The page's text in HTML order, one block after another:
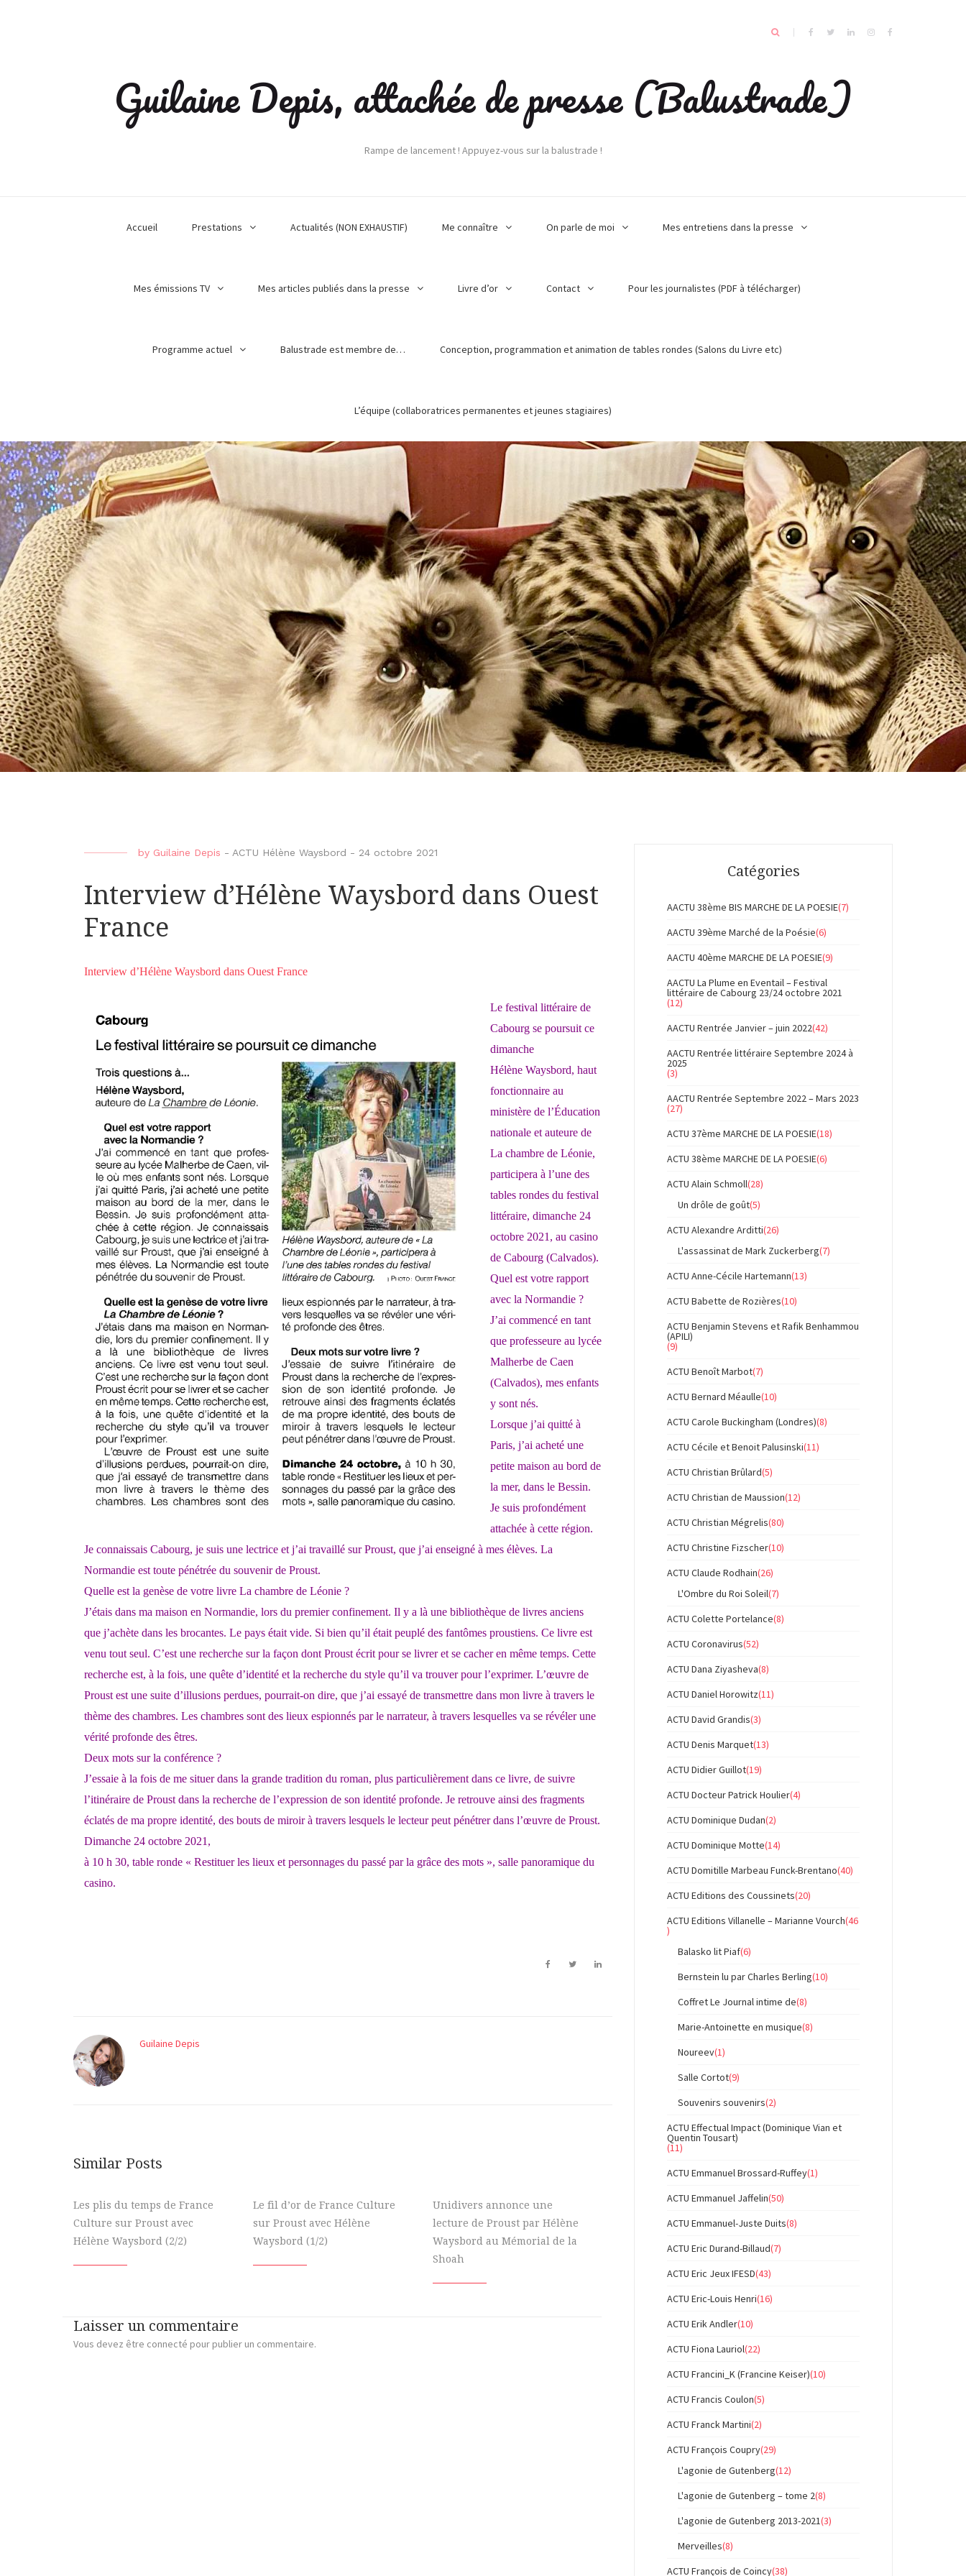
Guilaine Depis, attachée de presse (Balustrade)
Rampe de lancement ! Appuyez-vous sur la balustrade !
Accueil Prestations Actualités (NON EXHAUSTIF) Me connaître On parle de moi Mes entretiens dans la presse
Mes émissions TV Mes articles publiés dans la presse Livre d’or Contact Pour les journalistes (PDF à télécharger)
Programme actuel Balustrade est membre de… Conception, programmation et animation de tables rondes (Salons du Livre etc)
L’équipe (collaboratrices permanentes et jeunes stagiaires)
by Guilaine Depis - ACTU Hélène Waysbord - 24 octobre 2021
Interview d’Hélène Waysbord dans Ouest
France
Interview d’Hélène Waysbord dans Ouest France
Le festival littéraire de
Cabourg se poursuit ce
dimanche
Hélène Waysbord, haut
fonctionnaire au
ministère de l’Éducation
nationale et auteure de
La chambre de Léonie,
participera à l’une des
tables rondes du festival
littéraire, dimanche 24
octobre 2021, au casino
de Cabourg (Calvados).
Quel est votre rapport
avec la Normandie ?
J’ai commencé en tant
que professeure au lycée
Malherbe de Caen
(Calvados), mes enfants
y sont nés.
Lorsque j’ai quitté à
Paris, j’ai acheté une
petite maison au bord de
la mer, dans le Bessin.
Je suis profondément
attachée à cette région.
Je connaissais Cabourg, je suis une lectrice et j’ai travaillé sur Proust, que j’ai enseigné à mes élèves. La
Normandie est toute pénétrée du souvenir de Proust.
Quelle est la genèse de votre livre La chambre de Léonie ?
J’étais dans ma maison en Normandie, lors du premier confinement. Il y a là une bibliothèque de livres anciens
que j’achète dans les brocantes. Le pays était vide. Si bien qu’il était peuplé des fantômes proustiens. Ce livre est
venu tout seul. C’est une recherche sur la façon dont Proust écrit pour se livrer et se cacher en même temps. Cette
recherche est, à la fois, une quête d’identité et la recherche du style qu’il va trouver pour l’exprimer. L’œuvre de
Proust est une suite d’illusions perdues, pourrait-on dire, que j’ai essayé de transmettre dans mon livre à travers le
thème des chambres. Les chambres sont des lieux espionnés par le narrateur, à travers lesquelles va se révéler une
vérité profonde des êtres.
Deux mots sur la conférence ?
J’essaie à la fois de me situer dans la grande tradition du roman, plus particulièrement dans ce livre, de suivre
l’itinéraire de Proust dans la recherche de l’expression de son identité profonde. Je retrouve ainsi des fragments
éclatés de ma propre identité, des bouts de miroir à travers lesquels le lecteur peut pénétrer dans l’œuvre de Proust.
Dimanche 24 octobre 2021,
à 10 h 30, table ronde « Restituer les lieux et personnages du passé par la grâce des mots », salle panoramique du
casino.
Guilaine Depis
Similar Posts
Les plis du temps de France
Culture sur Proust avec
Hélène Waysbord (2/2)
Le fil d’or de France Culture
sur Proust avec Hélène
Waysbord (1/2)
Unidivers annonce une
lecture de Proust par Hélène
Waysbord au Mémorial de la
Shoah
Laisser un commentaire
Vous devez être connecté pour publier un commentaire.
Catégories
AACTU 38ème BIS MARCHE DE LA POESIE(7)
AACTU 39ème Marché de la Poésie(6)
AACTU 40ème MARCHE DE LA POESIE(9)
AACTU La Plume en Eventail – Festival
littéraire de Cabourg 23/24 octobre 2021
(12)
AACTU Rentrée Janvier – juin 2022(42)
AACTU Rentrée littéraire Septembre 2024 à
2025
(3)
AACTU Rentrée Septembre 2022 – Mars 2023
(27)
ACTU 37ème MARCHE DE LA POESIE(18)
ACTU 38ème MARCHE DE LA POESIE(6)
ACTU Alain Schmoll(28)
Un drôle de goût(5)
ACTU Alexandre Arditti(26)
L'assassinat de Mark Zuckerberg(7)
ACTU Anne-Cécile Hartemann(13)
ACTU Babette de Rozières(10)
ACTU Benjamin Stevens et Rafik Benhammou
(APILI)
(9)
ACTU Benoît Marbot(7)
ACTU Bernard Méaulle(10)
ACTU Carole Buckingham (Londres)(8)
ACTU Cécile et Benoit Palusinski(11)
ACTU Christian Brûlard(5)
ACTU Christian de Maussion(12)
ACTU Christian Mégrelis(80)
ACTU Christine Fizscher(10)
ACTU Claude Rodhain(26)
L'Ombre du Roi Soleil(7)
ACTU Colette Portelance(8)
ACTU Coronavirus(52)
ACTU Dana Ziyasheva(8)
ACTU Daniel Horowitz(11)
ACTU David Grandis(3)
ACTU Denis Marquet(13)
ACTU Didier Guillot(19)
ACTU Docteur Patrick Houlier(4)
ACTU Dominique Dudan(2)
ACTU Dominique Motte(14)
ACTU Domitille Marbeau Funck-Brentano(40)
ACTU Editions des Coussinets(20)
ACTU Editions Villanelle – Marianne Vourch(46
)
Balasko lit Piaf(6)
Bernstein lu par Charles Berling(10)
Coffret Le Journal intime de(8)
Marie-Antoinette en musique(8)
Noureev(1)
Salle Cortot(9)
Souvenirs souvenirs(2)
ACTU Effectual Impact (Dominique Vian et
Quentin Tousart)
(11)
ACTU Emmanuel Brossard-Ruffey(1)
ACTU Emmanuel Jaffelin(50)
ACTU Emmanuel-Juste Duits(8)
ACTU Eric Durand-Billaud(7)
ACTU Eric Jeux IFESD(43)
ACTU Eric-Louis Henri(16)
ACTU Erik Andler(10)
ACTU Fiona Lauriol(22)
ACTU Francini_K (Francine Keiser)(10)
ACTU Francis Coulon(5)
ACTU Franck Martini(2)
ACTU François Coupry(29)
L'agonie de Gutenberg(12)
L'agonie de Gutenberg – tome 2(8)
L'agonie de Gutenberg 2013-2021(3)
Merveilles(8)
ACTU François de Coincy(38)